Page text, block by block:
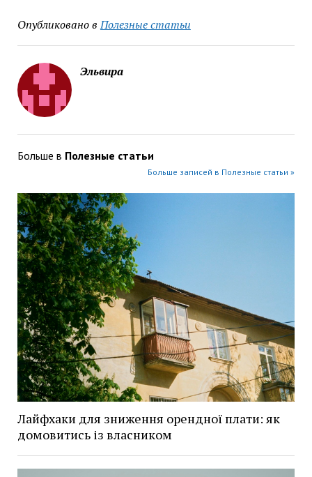
Опубликовано в Полезные статьи
Эльвира
Больше в Полезные статьи
Больше записей в Полезные статьи »
Лайфхаки для зниження орендної плати: як
домовитись із власником